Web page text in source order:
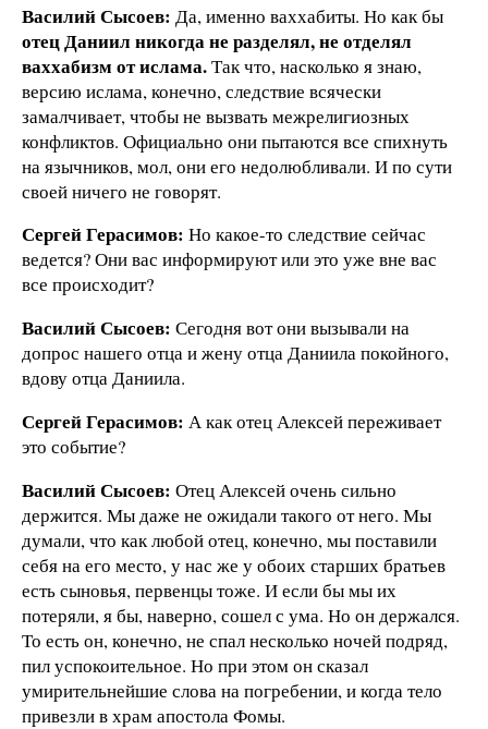
Василий Сысоев: Да, именно ваххабиты. Но как бы
отец Даниил никогда не разделял, не отделял
ваххабизм от ислама.Так что, насколько я знаю,
версию ислама, конечно, следствие всячески
замалчивает, чтобы не вызвать межрелигиозных
конфликтов. Официально они пытаются все спихнуть
на язычников, мол, они его недолюбливали. И по сути
своей ничего не говорят.
Сергей Герасимов: Но какое-то следствие сейчас
ведется? Они вас информируют или это уже вне вас
все происходит?
Василий Сысоев: Сегодня вот они вызывали на
допрос нашего отца и жену отца Даниила покойного,
вдову отца Даниила.
Сергей Герасимов: А как отец Алексей переживает
это событие?
Василий Сысоев: Отец Алексей очень сильно
держится. Мы даже не ожидали такого от него. Мы
думали, что как любой отец, конечно, мы поставили
себя на его место, у нас же у обоих старших братьев
есть сыновья, первенцы тоже. И если бы мы их
потеряли, я бы, наверно, сошел с ума. Но он держался.
То есть он, конечно, не спал несколько ночей подряд,
пил успокоительное. Но при этом он сказал
умирительнейшие слова на погребении, и когда тело
привезли в храм апостола Фомы.